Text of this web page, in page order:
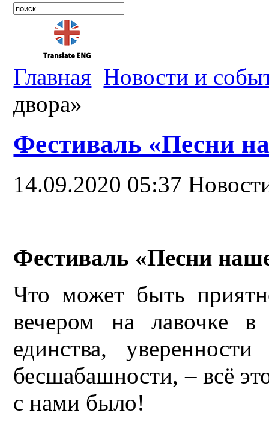
Главная Новости и
двора»
Фестиваль «Песни
14.09.2020 05:37
Фестиваль «Песни
Что может быть
вечером на лавочке
единства,
бесшабашности, – всё
с нами было!